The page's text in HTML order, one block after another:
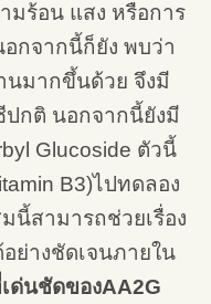
มร้อน แสง หรือการ
กจากนี้ก็ยัง พบว่า
นมากขึ้นด้วย จึงมี
กติ นอกจากนี้ยังมี
Glucoside ตัวนี้
B3)ไปทดลอง
นี้สามารถช่วยเรื่อง
ย่างชัดเจนภายใน
นชัดของAA2G